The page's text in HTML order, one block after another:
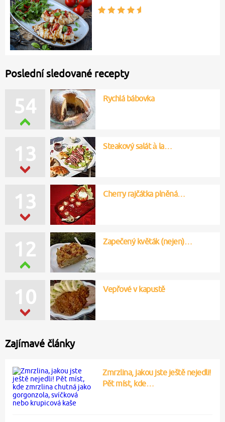
Poslední sledované recepty
54 Rychlá bábovka
13 Steakový salát à la…
13 Cherry rajčátka plněná…
12 Zapečený květák (nejen)…
10 Vepřové v kapustě
Zajímavé články
Zmrzlina, jakou jste ještě nejedli!
Pět míst, kde…